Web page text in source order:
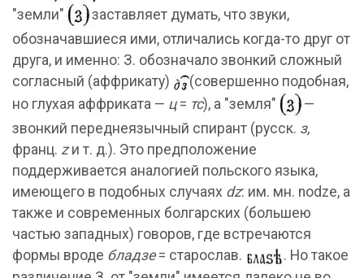
"земли"
заставляет думать, что звуки,
обозначавшиеся ими, отличались когда-то друг от
друга, и именно: З. обозначало звонкий сложный
согласный (аффрикату)
(совершенно подобная,
но глухая аффриката — ц= тс), a "земля"
—
звонкий переднеязычный спирант (русск. з,
франц. zи т. д.). Это предположение
поддерживается аналогией польского языка,
имеющего в подобных случаях dz: им. мн. nodze, a
также и современных болгарских (большею
частью западных) говоров, где встречаются
формы вроде бладзе= старослав.
. Но такое